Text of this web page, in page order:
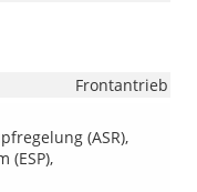
Frontantrieb
(ASR),
(ESP),